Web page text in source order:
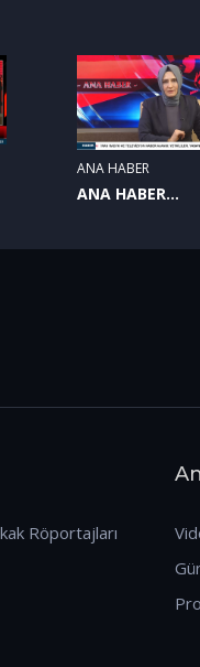
ANA HABER
ANA HABER
Röportajları